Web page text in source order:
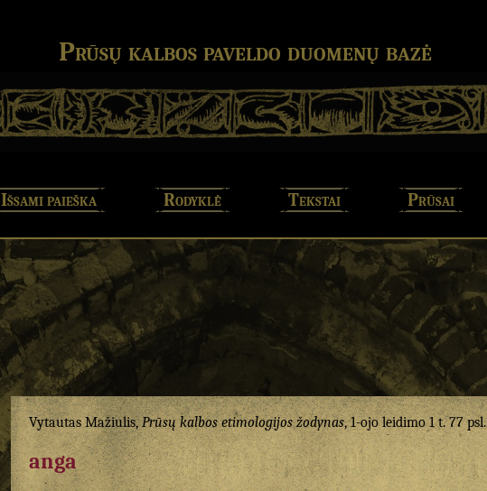
Prūsų kalbos paveldo duomenų bazė
Išsami paieška Rodyklė Tekstai Prūsai
Vytautas Mažiulis,Prūsų kalbos etimologijos žodynas, 1-ojo leidimo 1 t. 77 psl.
anga